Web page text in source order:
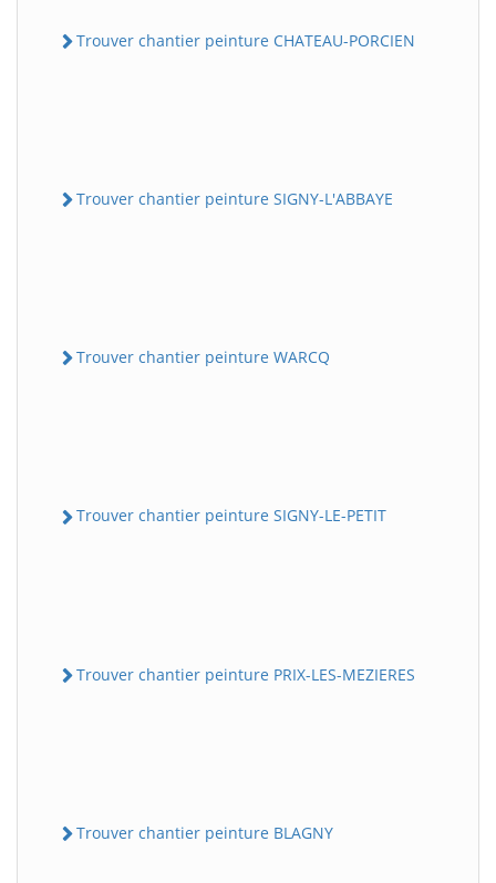
Trouver chantier peinture CHATEAU-PORCIEN
Trouver chantier peinture SIGNY-L'ABBAYE
Trouver chantier peinture WARCQ
Trouver chantier peinture SIGNY-LE-PETIT
Trouver chantier peinture PRIX-LES-MEZIERES
Trouver chantier peinture BLAGNY